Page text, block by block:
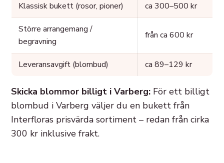
Klassisk bukett (rosor, pioner) ca 300–500 kr
Större arrangemang /
begravning
från ca 600 kr
Leveransavgift (blombud) ca 89–129 kr
Skicka blommor billigt i Varberg: För ett billigt
blombud i Varberg väljer du en bukett från
Interfloras prisvärda sortiment – redan från cirka
300 kr inklusive frakt.